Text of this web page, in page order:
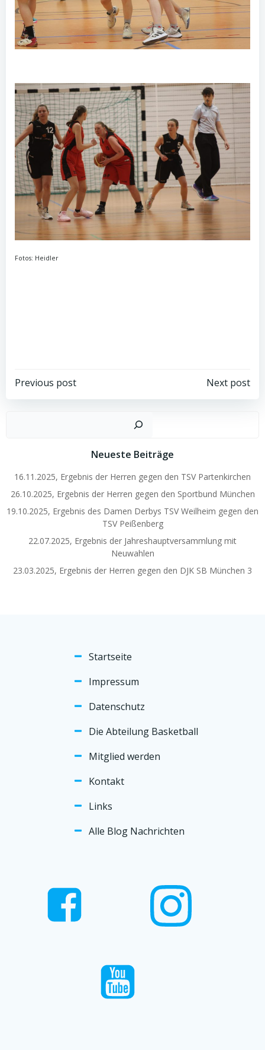
Fotos: Heidler
Post
Previous post
navigation
Next post
Neueste Beiträge
16.11.2025, Ergebnis der Herren gegen den TSV Partenkirchen
26.10.2025, Ergebnis der Herren gegen den Sportbund München
19.10.2025, Ergebnis des Damen Derbys TSV Weilheim gegen den
TSV Peißenberg
22.07.2025, Ergebnis der Jahreshauptversammlung mit
Neuwahlen
23.03.2025, Ergebnis der Herren gegen den DJK SB München 3
Startseite
Impressum
Datenschutz
Die Abteilung Basketball
Mitglied werden
Kontakt
Links
Alle Blog Nachrichten